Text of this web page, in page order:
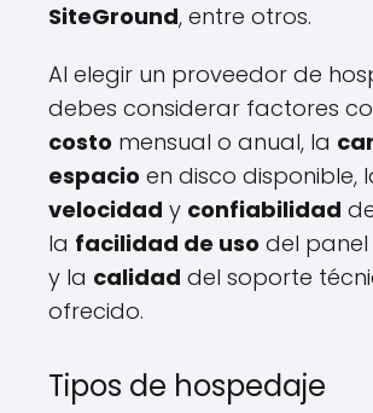
SiteGround, entre otros.
Al elegir un proveedor de
debes considerar factores
costo mensual o anual, la
espacio en disco disponible,
velocidad y confiabilidad
la facilidad de uso del
y la calidad del soporte
ofrecido.
Tipos de hospedaje